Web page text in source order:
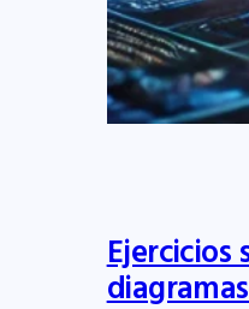
Ejercicios